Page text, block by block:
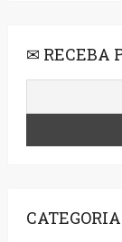
✉ RECEBA